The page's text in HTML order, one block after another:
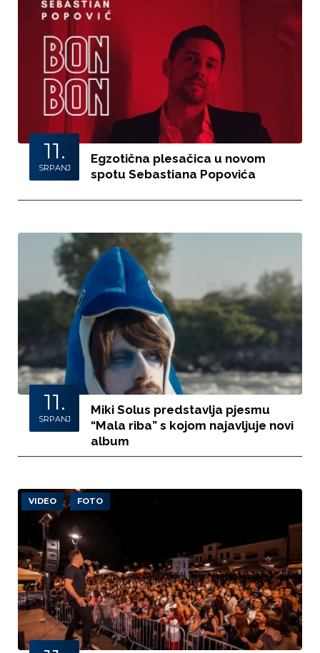
11.
SRPANJ
Egzotična plesačica u novom
spotu Sebastiana Popovića
11.
SRPANJ
Miki Solus predstavlja pjesmu
“Mala riba” s kojom najavljuje novi
album
VIDEO FOTO